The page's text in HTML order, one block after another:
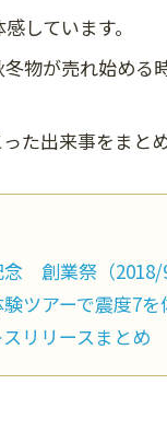
しています。
物が売れ始める
た出来事をまと
創業祭（2018/
ツアーで震度7を
リリースまとめ